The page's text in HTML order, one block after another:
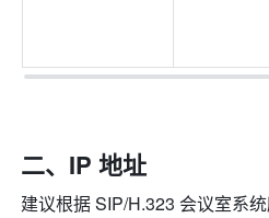
二、IP 地址
建议根据 SIP/H.323 会议室系